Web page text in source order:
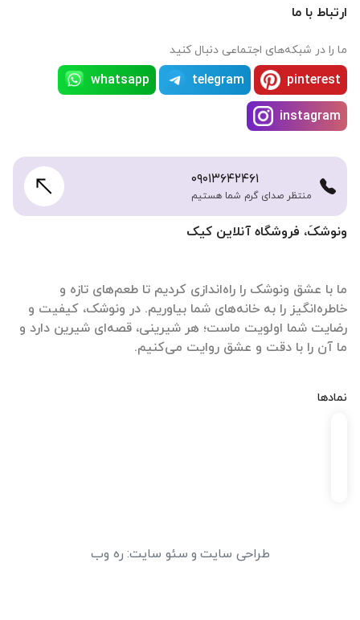
ونوشکَ، فروشگاه آنلاین کیک
ما با عشق ونوشک را راه‌اندازی کردیم تا طعم‌های تازه و
خاطره‌انگیز را به خانه‌های شما بیاوریم. در ونوشک، کیفیت و
رضایت شما اولویت ماست؛ هر شیرینی، قصه‌ای شیرین دارد و
ما آن را با دقت و عشق روایت می‌کنیم.
نمادها
ارتباط با ما
ما را در شبکه‌های اجتماعی دنبال کنید
pinterest
telegram
whatsapp
instagram
۰۹۰۱۳۶۴۲۴۶۱
منتظر صدای گرم شما هستیم
طراحی سایت و سئو سایت: ره وب